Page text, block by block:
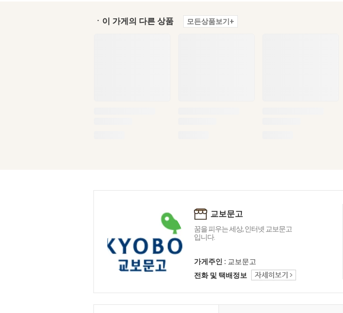
ㆍ이 가게의 다른 상품 모든상품보기+
교보문고
꿈을 피우는 세상, 인터넷 교보문고
입니다.
가게주인 : 교보문고
전화 및 택배정보